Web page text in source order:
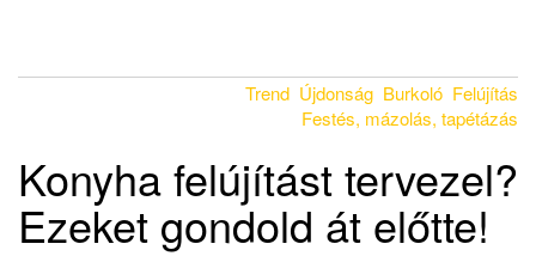
Trend Újdonság Burkoló Felújítás
Festés, mázolás, tapétázás
Konyha felújítást tervezel?
Ezeket gondold át előtte!